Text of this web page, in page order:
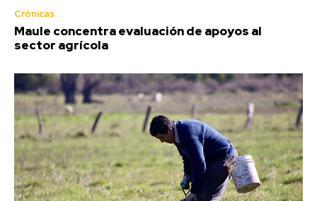
Crónicas
Maule concentra evaluación de apoyos al
sector agrícola